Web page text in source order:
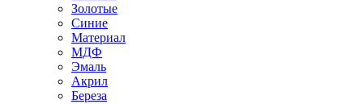
Золотые
Синие
Материал
МДФ
Эмаль
Акрил
Береза